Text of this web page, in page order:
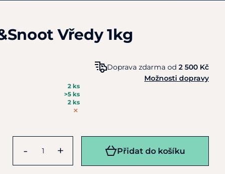
Vředy 1kg
2 ks
>5 ks
2 ks
Doprava zdarma od 2 500 Kč
Možnosti dopravy
- + Přidat do košíku